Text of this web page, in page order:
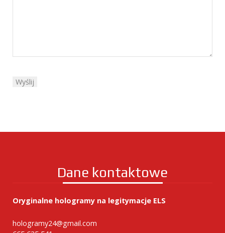
Dane kontaktowe
Oryginalne hologramy na legitymacje ELS
hologramy24@gmail.com